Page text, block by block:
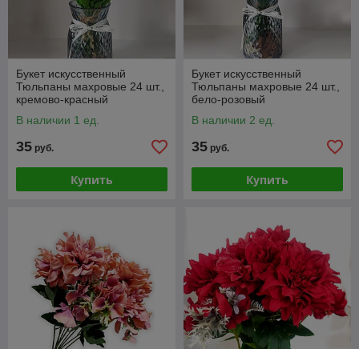
Букет искусственный
Тюльпаны махровые 24 шт.,
кремово-красный
В наличии 1 ед.
35 руб.
Купить
Букет искусственный
Тюльпаны махровые 24 шт.,
бело-розовый
В наличии 2 ед.
35 руб.
Купить